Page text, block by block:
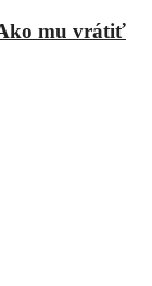
mu vrátiť